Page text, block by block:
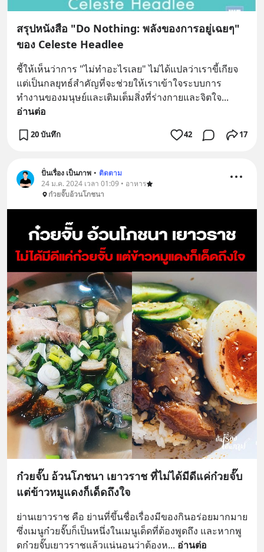
สรุปหนังสือ "Do Nothing: พลังของการอยู่เฉยๆ"
ของ Celeste Headlee
ชี้ให้เห็นว่าการ "ไม่ทำอะไรเลย" ไม่ได้แปลว่าเราขี้เกียจ
แต่เป็นกลยุทธ์สำคัญที่จะช่วยให้เราเข้าใจระบบการ
ทำงานของมนุษย์และเติมเต็มสิ่งที่ร่างกายและจิตใจ
อ่านต่อ
20 บันทึก 42 17
ปั่นเรื่อง เป็นภาพ • ติดตาม
24 ม.ค. 2024 เวลา 01:09 • อาหาร
ก๋วยจั๊บอ้วนโภชนา
ก๋วยจั๊บ อ้วนโภชนา เยาวราช ที่ไม่ได้มีดีแค่ก๋วยจั๊บ
แต่ข้าวหมูแดงก็เด็ดถึงใจ
ย่านเยาวราช คือ ย่านที่ขึ้นชื่อเรื่องมีของกินอร่อยมากมาย
ซึ่งเมนูก๋วยจั๊บก็เป็นหนึ่งในเมนูเด็ดที่ต้องพูดถึง และหากพู
ดก๋วยจั๊บเยาวราชแล้วแน่นอนว่าต้องห... อ่านต่อ